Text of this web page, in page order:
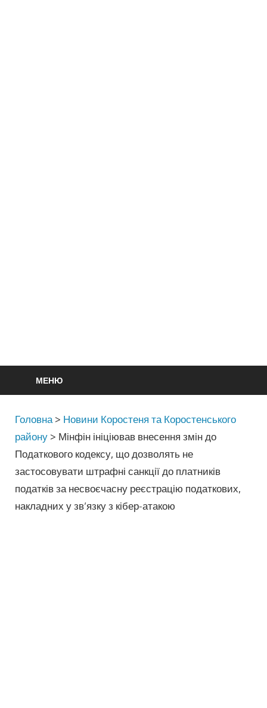
МЕНЮ
Головна > Новини Коростеня та Коростенського
району > Мінфін ініціював внесення змін до
Податкового кодексу, що дозволять не
застосовувати штрафні санкції до платників
податків за несвоєчасну реєстрацію податкових,
накладних у зв’язку з кібер-атакою